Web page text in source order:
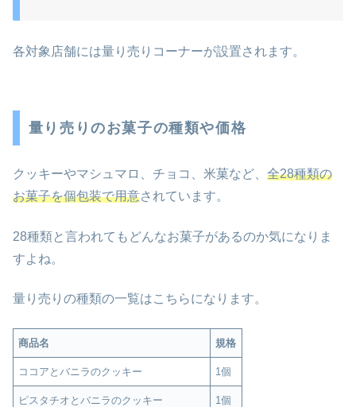
各対象店舗には量り売りコーナーが設置されます。
量り売りのお菓子の種類や価格
クッキーやマシュマロ、チョコ、米菓など、 全28種類の
お菓子を個包装で用意されています。
28種類と言われてもどんなお菓子があるのか気になりま
すよね。
量り売りの種類の一覧はこちらになります。
商品名 規格
ココアとバニラのクッキー 1個
ピスタチオとバニラのクッキー 1個